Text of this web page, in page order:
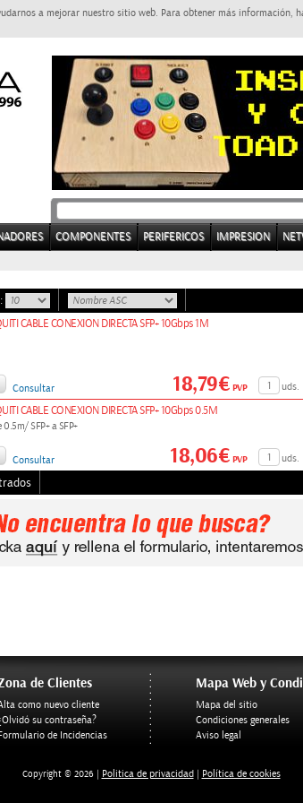
a mejorar nuestro sitio web. Para obtener más información,
COMPONENTES PERIFERICOS IMPRESION
CABLE CONEXION DIRECTA SFP+ 10Gbps 1M
Consultar uds.
18,79€PVP
CABLE CONEXION DIRECTA SFP+ 10Gbps 0.5M
0.5m/ SFP+ a SFP+
Consultar uds.
18,06€PVP
de Clientes
como nuevo cliente
su contraseña?
de Incidencias
Mapa Web y
Mapa del sitio
Condiciones generales
Aviso legal
Copyright © 2026 | Politica de privacidad Política de cookies